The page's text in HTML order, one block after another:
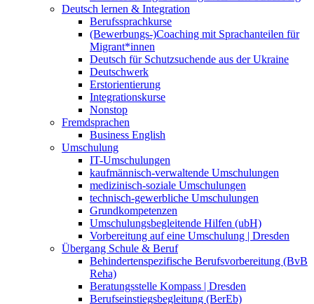
Deutsch lernen & Integration
Berufssprachkurse
(Bewerbungs-)Coaching mit Sprachanteilen für
Migrant*innen
Deutsch für Schutzsuchende aus der Ukraine
Deutschwerk
Erstorientierung
Integrationskurse
Nonstop
Fremdsprachen
Business English
Umschulung
IT-Umschulungen
kaufmännisch-verwaltende Umschulungen
medizinisch-soziale Umschulungen
technisch-gewerbliche Umschulungen
Grundkompetenzen
Umschulungsbegleitende Hilfen (ubH)
Vorbereitung auf eine Umschulung | Dresden
Übergang Schule & Beruf
Behindertenspezifische Berufsvorbereitung (BvB
Reha)
Beratungsstelle Kompass | Dresden
Berufseinstiegsbegleitung (BerEb)